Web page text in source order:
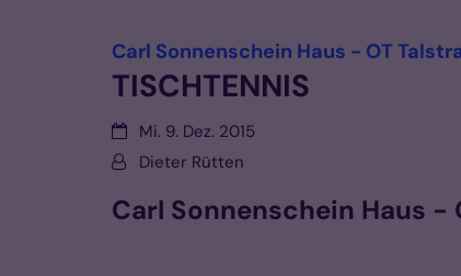
Carl Sonnenschein Haus - OT
TISCHTENNIS
Datum:Mi. 9. Dez. 2015
Von:Dieter Rütten
Carl Sonnenschein Haus -